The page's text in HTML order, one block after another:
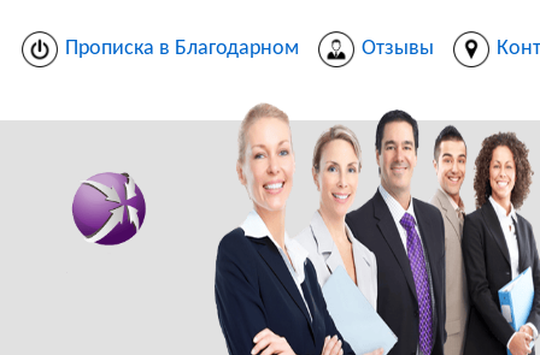
Прописка в Благодарном Отзывы